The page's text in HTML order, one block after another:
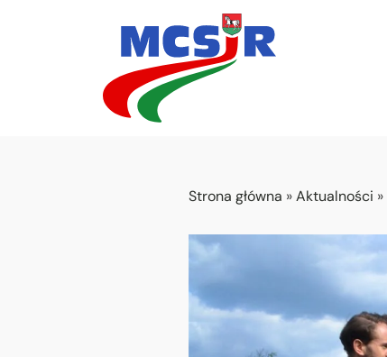
Strona główna »Aktualności »